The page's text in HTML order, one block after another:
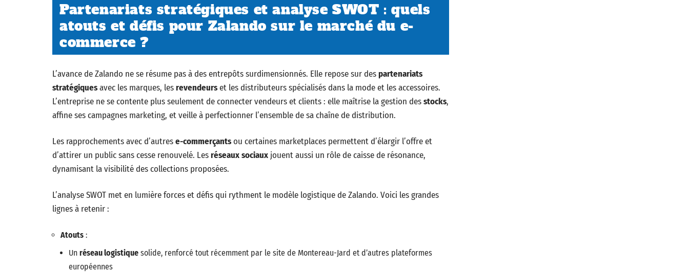
Partenariats stratégiques et analyse SWOT : quels
atouts et défis pour Zalando sur le marché du e-
commerce ?
L’avance de Zalando ne se résume pas à des entrepôts surdimensionnés. Elle repose sur despartenariats
stratégiquesavec les marques, lesrevendeurset les distributeurs spécialisés dans la mode et les accessoires.
L’entreprise ne se contente plus seulement de connecter vendeurs et clients : elle maîtrise la gestion desstocks,
affine ses campagnes marketing, et veille à perfectionner l’ensemble de sa chaîne de distribution.
Les rapprochements avec d’autrese-commerçantsou certaines marketplaces permettent d’élargir l’offre et
d’attirer un public sans cesse renouvelé. Lesréseaux sociaux jouent aussi un rôle de caisse de résonance,
dynamisant la visibilité des collections proposées.
L’analyse SWOT met en lumière forces et défis qui rythment le modèle logistique de Zalando. Voici les grandes
lignes à retenir :
Atouts :
Un réseau logistique solide, renforcé tout récemment par le site de Montereau-Jard et d’autres plateformes
européennes